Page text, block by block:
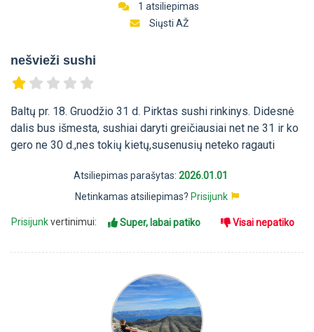
1 atsiliepimas
Siųsti AŽ
nešvieži sushi
Baltų pr. 18. Gruodžio 31 d. Pirktas sushi rinkinys. Didesnė
dalis bus išmesta, sushiai daryti greičiausiai net ne 31 ir ko
gero ne 30 d.,nes tokių kietų,susenusių neteko ragauti
Atsiliepimas parašytas: 2026.01.01
Netinkamas atsiliepimas? Prisijunk
Prisijunkvertinimui: Super, labai patiko Visai nepatiko